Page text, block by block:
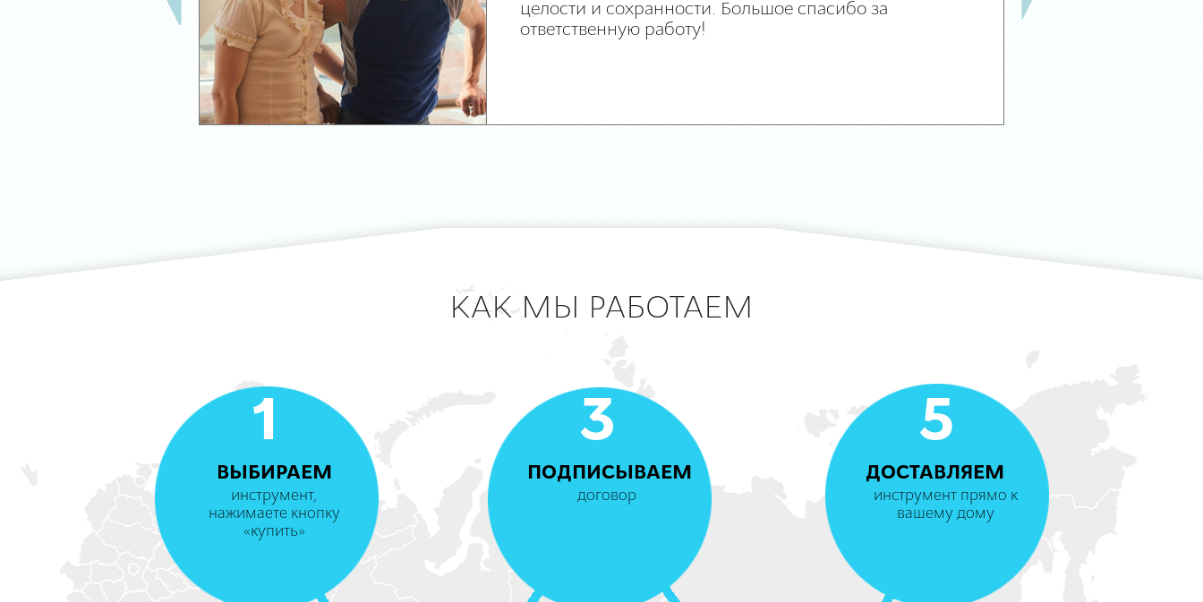
целости и сохранности. Большое спасибо за
ответственную работу!
КАК МЫ РАБОТАЕМ
1
ВЫБИРАЕМ
инструмент,
нажимаете кнопку
«купить»
3
ПОДПИСЫВАЕМ
договор
5
ДОСТАВЛЯЕМ
инструмент прямо к
вашему дому